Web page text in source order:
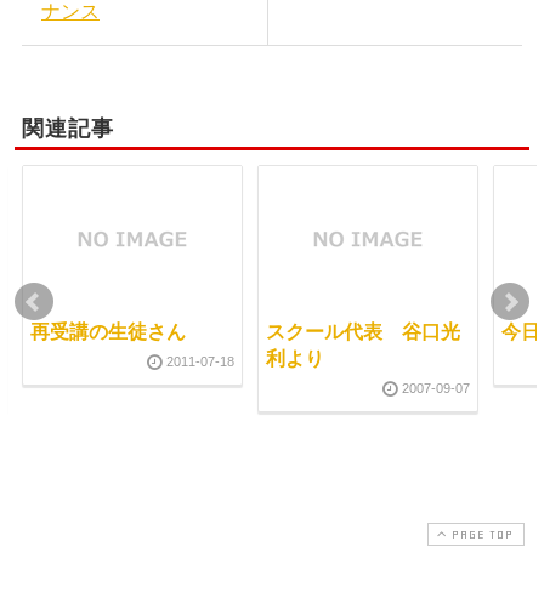
ナンス
関連記事
再受講の生徒さん
2011-07-18
スクール代表 谷口光
利より
2007-09-07
今
PAGE TOP